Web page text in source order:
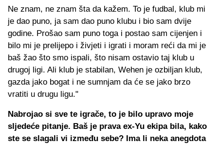
Ne znam, ne znam šta da kažem. To je fudbal, klub mi
je dao puno, ja sam dao puno klubu i bio sam dvije
godine. Prošao sam puno toga i postao sam cijenjen i
bilo mi je prelijepo i živjeti i igrati i moram reći da mi je
baš žao što smo ispali, što nisam ostavio taj klub u
drugoj ligi. Ali klub je stabilan, Wehen je ozbiljan klub,
gazda jako bogat i ne sumnjam da će se jako brzo
vratiti u drugu ligu."
Nabrojao si sve te igrače, to je bilo upravo moje
sljedeće pitanje. Baš je prava ex-Yu ekipa bila, kako
ste se slagali vi između sebe? Ima li neka anegdota